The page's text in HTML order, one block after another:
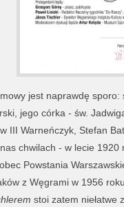
jest naprawdę
jego córka - św.
III Warneńczyk, Stefan
chwilach - w lecie
Powstania
z Węgrami w 1956
stoi zatem niełatwe